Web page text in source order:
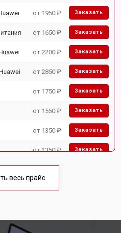
от 1950 ₽ Заказать
от 1650 ₽ Заказать
от 2200 ₽ Заказать
от 2850 ₽ Заказать
от 1750 ₽ Заказать
от 1550 ₽ Заказать
от 1350 ₽ Заказать
от 1350 ₽ Заказать
от 1850 ₽
Huawei
весь прайс